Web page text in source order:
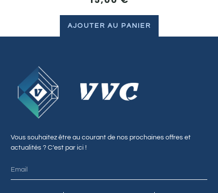
AJOUTER AU PANIER
Vous souhaitez être au courant de nos prochaines offres et
actualités ? C’est par ici !